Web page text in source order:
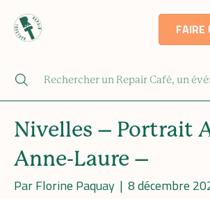
FAIRE
Nivelles – Portrait
Anne-Laure –
ParFlorine Paquay | 8 décembre